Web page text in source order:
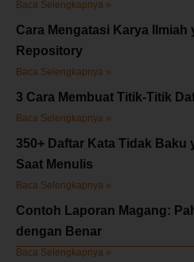
Baca Selengkapnya »
Cara Mengatasi Karya Ilmiah
Repository
Baca Selengkapnya »
3 Cara Membuat Titik-Titik
Baca Selengkapnya »
350+ Daftar Kata Tidak Baku
Saat Menulis
Baca Selengkapnya »
Contoh Laporan Magang:
dengan Benar
Baca Selengkapnya »